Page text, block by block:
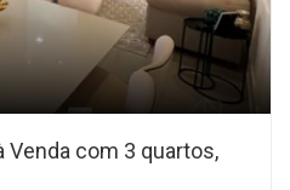
Venda com 3 quartos,